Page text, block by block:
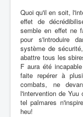
Quoi qu'il en soit,
effet de
semble en effet ne
pour s'introduire
système de
abattre tous les
F aura été
faite repérer à
combats, ne
l'intervention de
tel palmares
heu!